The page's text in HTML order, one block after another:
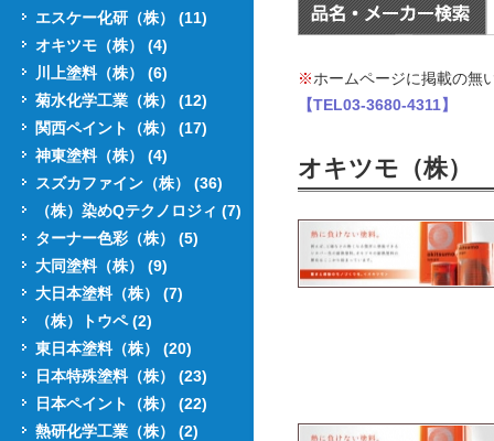
※ホームページに掲載の無
【TEL03-3680-4311】
オキツモ（株）
エスケー化研（株） (11)
オキツモ（株） (4)
川上塗料（株） (6)
菊水化学工業（株） (12)
関西ペイント（株） (17)
神東塗料（株） (4)
スズカファイン（株） (36)
（株）染めQテクノロジィ (7)
ターナー色彩（株） (5)
大同塗料（株） (9)
大日本塗料（株） (7)
（株）トウペ (2)
東日本塗料（株） (20)
日本特殊塗料（株） (23)
日本ペイント（株） (22)
熱研化学工業（株） (2)